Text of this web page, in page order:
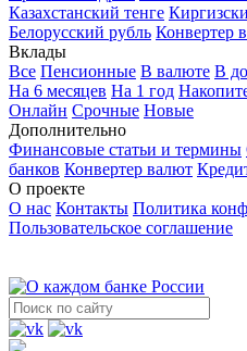
Казахстанский тенге
Белорусский рубль Конвертер
Вклады
Все Пенсионные В валюте В
На 6 месяцев На 1 год
Онлайн Срочные Новые
Дополнительно
Финансовые статьи и термины
банков Конвертер валют
О проекте
О нас Контакты Политика
Пользовательское соглашение